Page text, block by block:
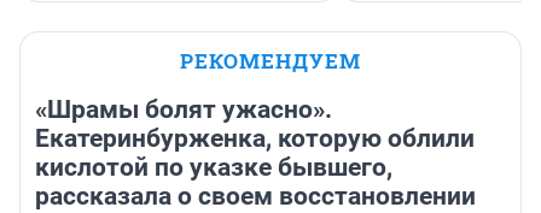
РЕКОМЕНДУЕМ
«Шрамы болят ужасно».
Екатеринбурженка, которую облили
кислотой по указке бывшего,
рассказала о своем восстановлении